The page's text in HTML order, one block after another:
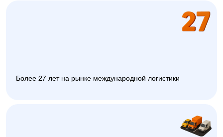
Более 27 лет на рынке международной логистики